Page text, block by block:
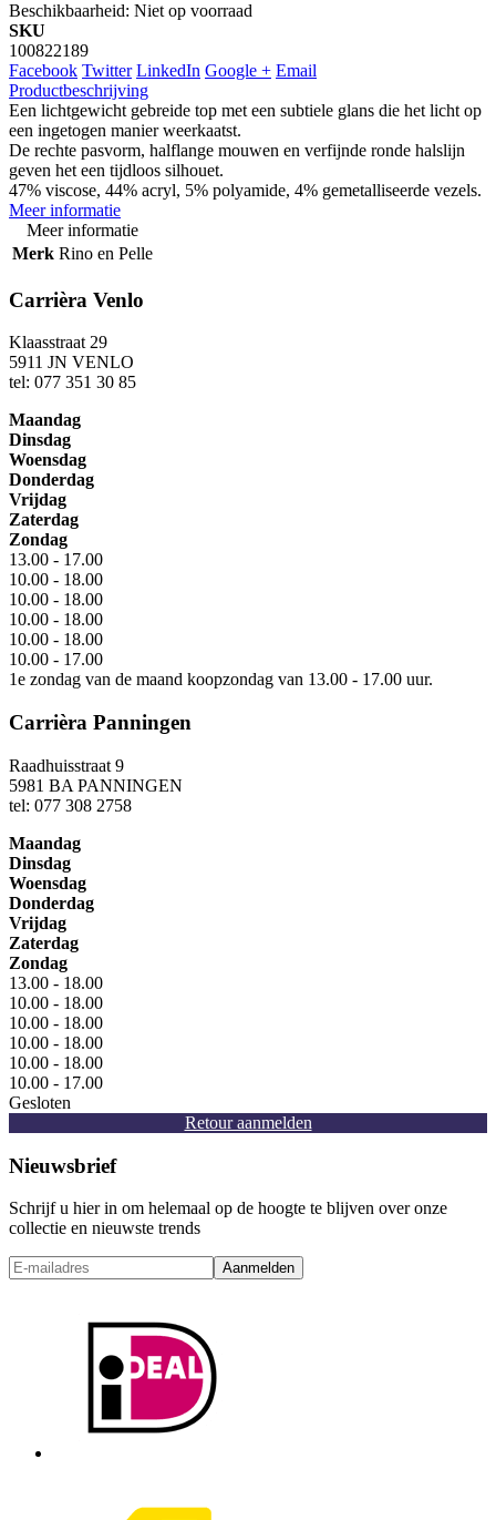
Beschikbaarheid: Niet op voorraad
SKU
100822189
Facebook Twitter LinkedIn Google + Email
Productbeschrijving
Een lichtgewicht gebreide top met een subtiele glans die het licht op
een ingetogen manier weerkaatst.
De rechte pasvorm, halflange mouwen en verfijnde ronde halslijn
geven het een tijdloos silhouet.
47% viscose, 44% acryl, 5% polyamide, 4% gemetalliseerde vezels.
Meer informatie
Meer informatie
Merk Rino en Pelle
Carrièra Venlo
Klaasstraat 29
5911 JN VENLO
tel: 077 351 30 85
Maandag
Dinsdag
Woensdag
Donderdag
Vrijdag
Zaterdag
Zondag
13.00 - 17.00
10.00 - 18.00
10.00 - 18.00
10.00 - 18.00
10.00 - 18.00
10.00 - 17.00
1e zondag van de maand koopzondag van 13.00 - 17.00 uur.
Carrièra Panningen
Raadhuisstraat 9
5981 BA PANNINGEN
tel: 077 308 2758
Maandag
Dinsdag
Woensdag
Donderdag
Vrijdag
Zaterdag
Zondag
13.00 - 18.00
10.00 - 18.00
10.00 - 18.00
10.00 - 18.00
10.00 - 18.00
10.00 - 17.00
Gesloten
Retour aanmelden
Nieuwsbrief
Schrijf u hier in om helemaal op de hoogte te blijven over onze
collectie en nieuwste trends
Aanmelden